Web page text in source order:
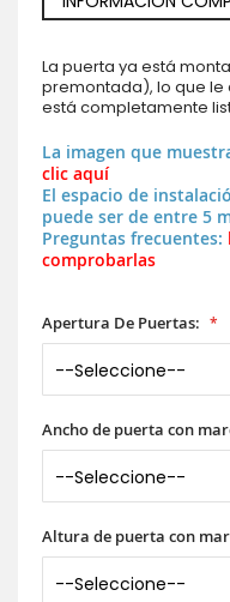
La puerta ya está
premontada), lo que le
está completamente
La imagen que
clic aquí
El espacio de
puede ser de entre 5
Preguntas frecuentes:
comprobarlas
Apertura De Puertas:
Ancho de puerta con
Altura de puerta con